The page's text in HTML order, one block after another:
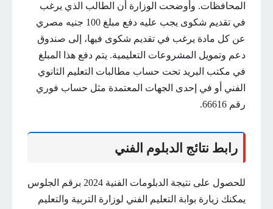
المحافظات. وأوضحت الوزارة أن الطالب الذي يرغب
في تقديم شكوى يجب عليه دفع مبلغ 100 جنيه مصري
عن كل مادة يرغب في تقديم شكوى فيها، إلى صندوق
دعم وتمويل المشروعات التعليمية. يتم دفع هذا المبلغ
في مكتب البريد تحت حساب مطالبات التعليم الثانوي
الفني أو في إحدى الجهات المعتمدة مثل حساب فوري
رقم 66616.
رابط نتائج الدبلوم الفني
للحصول على نتيجة الدبلومات الفنية 2024 برقم الجلوس
يمكنك زيارة بوابة التعليم الفني لوزارة التربية والتعليم